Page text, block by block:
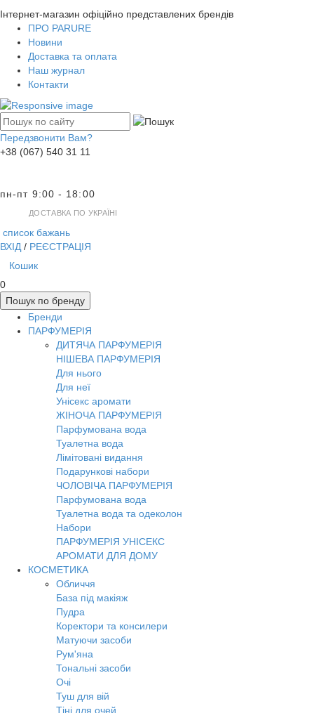
Інтернет-магазин офіційно представлених брендів
ПРО PARURE
Новини
Доставка та оплата
Наш журнал
Контакти
Передзвонити Вам?
+38 (067) 540 31 11
пн-пт 9:00 - 18:00
ДОСТАВКА ПО УКРАЇНІ
список бажань
ВХІД / РЕЄСТРАЦІЯ
Кошик
0
Пошук по бренду
Бренди
ПАРФУМЕРІЯ
ДИТЯЧА ПАРФУМЕРІЯ
НІШЕВА ПАРФУМЕРІЯ
Для нього
Для неї
Унісекс аромати
ЖІНОЧА ПАРФУМЕРІЯ
Парфумована вода
Туалетна вода
Лімітовані видання
Подарункові набори
ЧОЛОВІЧА ПАРФУМЕРІЯ
Парфумована вода
Туалетна вода та одеколон
Набори
ПАРФУМЕРІЯ УНІСЕКС
АРОМАТИ ДЛЯ ДОМУ
КОСМЕТИКА
Обличчя
База під макіяж
Пудра
Коректори та консилери
Матуючи засоби
Рум'яна
Тональні засоби
Очі
Туш для вій
Тіні для очей